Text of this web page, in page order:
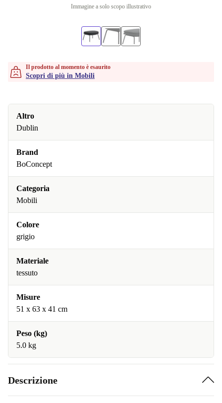
Immagine a solo scopo illustrativo
Il prodotto al momento è esaurito
Scopri di più in Mobili
Altro
Dublin
Brand
BoConcept
Categoria
Mobili
Colore
grigio
Materiale
tessuto
Misure
51 x 63 x 41 cm
Peso (kg)
5.0 kg
Descrizione